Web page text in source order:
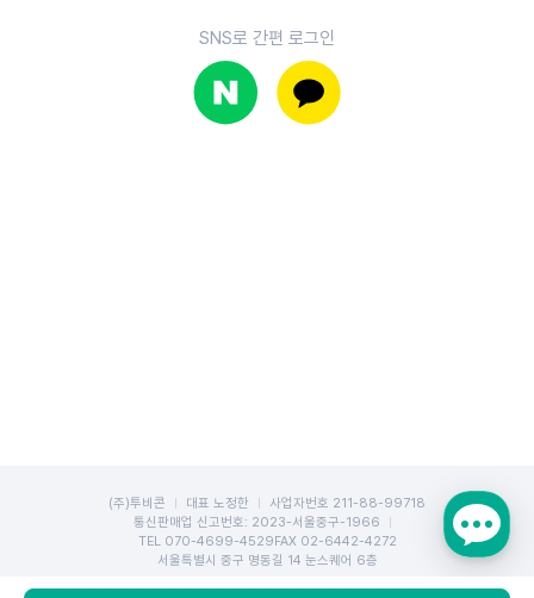
SNS로 간편 로그인
(주)투비콘 대표 노정한
사업자번호 211-88-99718
통신판매업 신고번호: 2023-서울중구-1966
TEL 070-4699-4529FAX 02-6442-4272
서울특별시 중구 명동길 14 눈스퀘어 6층
Copyright TOBECON Corp. All rights reserved.